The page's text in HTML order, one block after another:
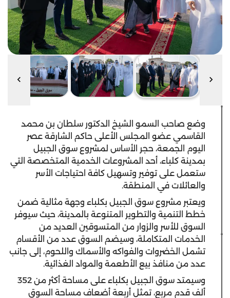
وضع صاحب السمو الشيخ الدكتور سلطان بن محمد
القاسمي عضو المجلس الأعلى حاكم الشارقة عصر
اليوم الجمعة، حجر الأساس لمشروع سوق الجبيل
بمدينة كلباء، أحد المشروعات الخدمية المتخصصة التي
ستعمل على توفير وتسهيل كافة احتياجات الأسر
والعائلات في المنطقة.
ويعتبر مشروع سوق الجبيل بكلباء وجهة مثالية ضمن
خطط التنمية والتطوير المتنوعة بالمدينة، حيث سيوفر
السوق للأسر والزوار من المتسوقين العديد من
الخدمات المتكاملة، وسيضم السوق عدد من الأقسام
تشمل الخضروات والفواكه والأسماك واللحوم، إلى جانب
عدد من منافذ بيع الأطعمة والمواد الغذائية.
وسيمتد سوق الجبيل بكلباء على مساحة أكثر من 352
ألف قدم مربع، تمثل أربعة أضعاف مساحة السوق